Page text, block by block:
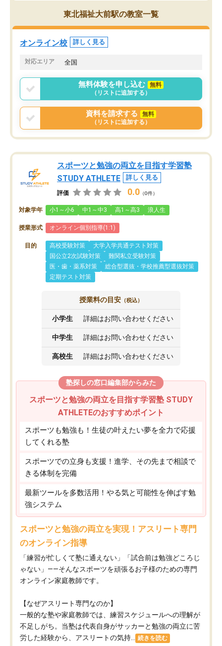
東北福祉大前駅の教室一覧
オンライン校 詳しく見る
対応エリア 全国
無料体験を申し込む
無料
（リストに追加する）
資料を請求する
無料
（リストに追加する）
スポーツと勉強の両立を目指す学習塾
STUDY ATHLETE
詳しく見る
評価 0.0 （0件）
対象学年 小1～小6 中1～中3 高1～高3 浪人生
授業形式 オンライン個別指導(1:1)
目的 高校受験対策
大学入学共通テスト対策
国公立2次試験対策
難関私立受験対策
医・歯・薬系対策
総合型選抜・学校推薦型選抜対策
定期テスト対策
授業料の目安 （税込）
小学生 詳細はお問い合わせください
中学生 詳細はお問い合わせください
高校生 詳細はお問い合わせください
塾探しの窓口編集部からみた
スポーツと勉強の両立を目指す学習塾 STUDY
ATHLETEのおすすめポイント
スポーツも勉強も！生徒の叶えたい夢を全力で応援
してくれる塾
スポーツでの立身も支援！進学、その先まで相談で
きる体制を完備
最新ツールを多数活用！やる気と可能性を伸ばす勉
強システム
スポーツと勉強の両立を実現！アスリート専門
のオンライン指導
「練習が忙しくて塾に通えない」「試合前は勉強どころじ
ゃない」——そんなスポーツを頑張るお子様のための専門
オンライン家庭教師です。
【なぜアスリート専門なのか】
一般的な塾や家庭教師では、練習スケジュールへの理解が
不足しがち。当塾は代表自身がサッカーと勉強の両立に苦
労した経験から、アスリートの気持...
続きを読む